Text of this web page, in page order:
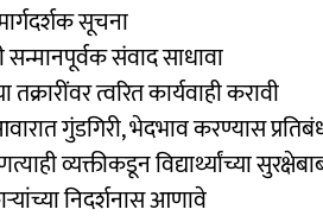
सूचना
सन्मानपूर्वक संवाद साधावा
तक्रारींवर त्वरित कार्यवाही करावी
गुंडगिरी, भेदभाव करण्यास
व्यक्तीकडून विद्यार्थ्यांच्या
निदर्शनास आणावे